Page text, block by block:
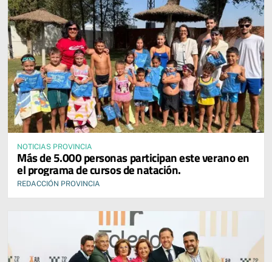
NOTICIAS PROVINCIA
Más de 5.000 personas participan este verano en
el programa de cursos de natación.
REDACCIÓN PROVINCIA